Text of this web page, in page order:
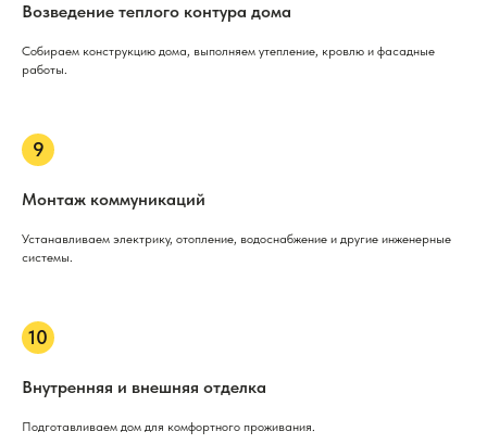
Возведение теплого контура дома
Собираем конструкцию дома, выполняем утепление, кровлю и фасадные
работы.
Монтаж коммуникаций
Устанавливаем электрику, отопление, водоснабжение и другие инженерные
системы.
Внутренняя и внешняя отделка
Подготавливаем дом для комфортного проживания.